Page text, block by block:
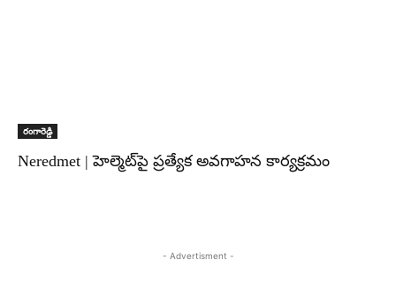
రంగారెడ్డి
Neredmet | హెల్మెట్‌పై ప్రత్యేక అవగాహన కార్యక్రమం
- Advertisment -